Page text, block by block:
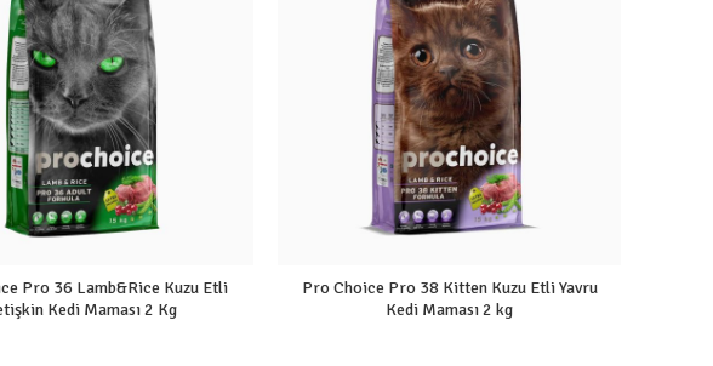
Pro 36 Lamb&Rice Kuzu Etli
Kedi Maması 2 Kg
Pro Choice Pro 38 Kitten Kuzu Etli Yavru
Kedi Maması 2 kg